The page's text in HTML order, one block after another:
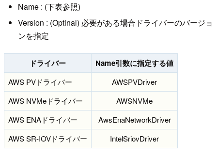
Name : (下表参照)
Version : (Optinal) 必要がある場合ドライバーのバージョ
ンを指定
ドライバー Name引数に指定する値
AWS PVドライバー
AWSPVDriver
AWS NVMeドライバー
AWSNVMe
AWS ENAドライバー
AwsEnaNetworkDriver
AWS SR-IOVドライバー
IntelSriovDriver